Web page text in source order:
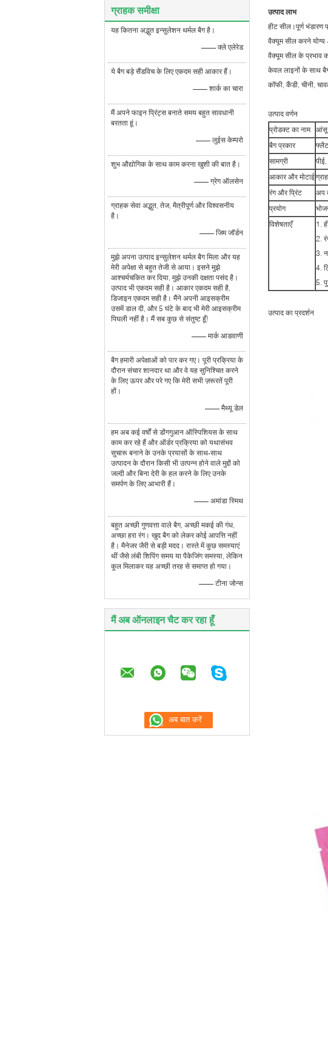
ग्राहक समीक्षा
यह कितना अद्भुत इन्सुलेशन थर्मल बैग है।
—— क्ले एलेरेड
ये बैग बड़े सैंडविच के लिए एकदम सही आकार हैं।
—— शार्क का चारा
मैं अपने फाइन प्रिंट्स बनाते समय बहुत सावधानी
बरतता हूं।
—— लुईस केम्परो
शुभ औद्योगिक के साथ काम करना खुशी की बात है।
—— ग्रेग ऑलसेन
ग्राहक सेवा अद्भुत, तेज, मैत्रीपूर्ण और विश्वसनीय
है।
—— जिम जॉर्डन
मुझे अपना उत्पाद इन्सुलेशन थर्मल बैग मिला और यह
मेरी अपेक्षा से बहुत तेजी से आया। इसने मुझे
आश्चर्यचकित कर दिया, मुझे उनकी दक्षता पसंद है।
उत्पाद भी एकदम सही है। आकार एकदम सही है,
डिजाइन एकदम सही है। मैंने अपनी आइसक्रीम
उसमें डाल दी, और 5 घंटे के बाद भी मेरी आइसक्रीम
पिघली नहीं है। मैं सब कुछ से संतुष्ट हूँ!
—— मार्क आडवाणी
बैग हमारी अपेक्षाओं को पार कर गए। पूरी प्रक्रिया के
दौरान संचार शानदार था और वे यह सुनिश्चित करने
के लिए ऊपर और परे गए कि मेरी सभी ज़रूरतें पूरी
हों।
—— मैथ्यू डेल
हम अब कई वर्षों से डोंगगुआन ऑस्पिशियस के साथ
काम कर रहे हैं और ऑर्डर प्रक्रिया को यथासंभव
सुचारू बनाने के उनके प्रयासों के साथ-साथ
उत्पादन के दौरान किसी भी उत्पन्न होने वाले मुद्दों को
जल्दी और बिना देरी के हल करने के लिए उनके
समर्पण के लिए आभारी हैं।
—— अमांडा स्मिथ
बहुत अच्छी गुणवत्ता वाले बैग, अच्छी मकई की गंध,
अच्छा हरा रंग। खुद बैग को लेकर कोई आपत्ति नहीं
है। मैनेजर जैरी से बड़ी मदद। रास्ते में कुछ समस्याएं
थीं जैसे लंबी शिपिंग समय या पैकेजिंग समस्या, लेकिन
कुल मिलाकर यह अच्छी तरह से समाप्त हो गया।
—— टीना जोन्स
मैं अब ऑनलाइन चैट कर रहा हूँ
उत्पाद लाभ
हीट सील।पूर्ण
वैक्यूम सील करने योग्य
वैक्यूम सील के प्रभाव
केवल लाइनों के साथ
कॉफी, कैंडी, चीनी,
उत्पाद वर्णन
प्रोडक्ट का नाम आंसू
बैग प्रकार
सामग्री
आकार और मोटाई
रंग और प्रिंट
अप
प्रयोग
विशेषताएँ
1.
2.
3.
4.
5.
उत्पाद का प्रदर्शन